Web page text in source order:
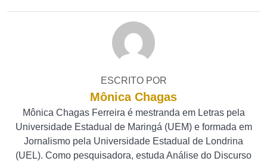
ESCRITO POR
Mônica Chagas
Mônica Chagas Ferreira é mestranda em Letras pela
Universidade Estadual de Maringá (UEM) e formada em
Jornalismo pela Universidade Estadual de Londrina
(UEL). Como pesquisadora, estuda Análise do Discurso